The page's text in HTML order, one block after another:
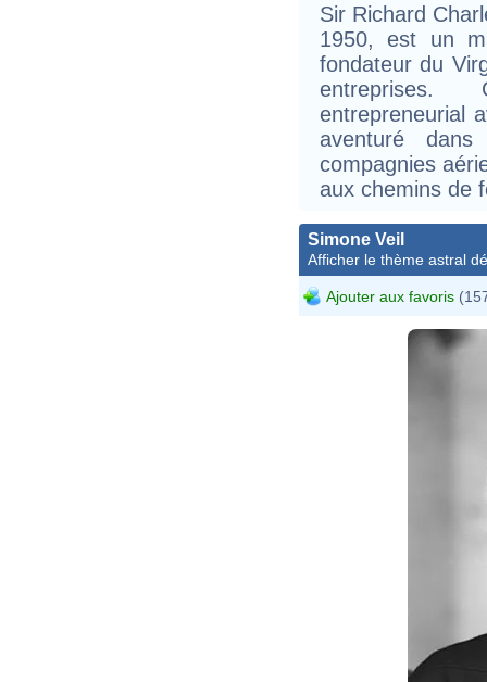
Sir Richard
1950, est un
fondateur du
entreprises.
entrepreneurial
aventuré
compagnies
aux chemins de
Simone Veil
Afficher le thème astral
Ajouter aux favoris